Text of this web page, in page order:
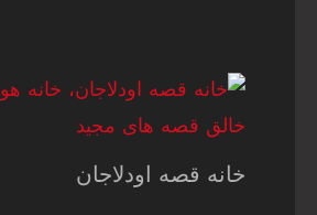
خانه قصه اودلاجان